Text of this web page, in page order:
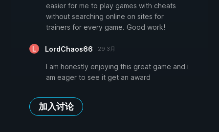
easier for me to play games with cheats
without searching online on sites for
trainers for every game. Good work!
LordChaos66 29 3月
I am honestly enjoying this great game and i
am eager to see it get an award
加入讨论